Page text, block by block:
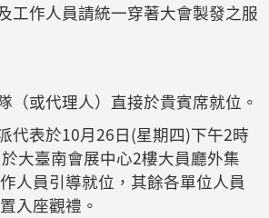
工作人員請統一穿著大會製發之服
（或代理人）直接於貴賓席就位。
代表於10月26日(星期四)下午2時
大臺南會展中心2樓大員廳外集
人員引導就位，其餘各單位人員
入座觀禮。